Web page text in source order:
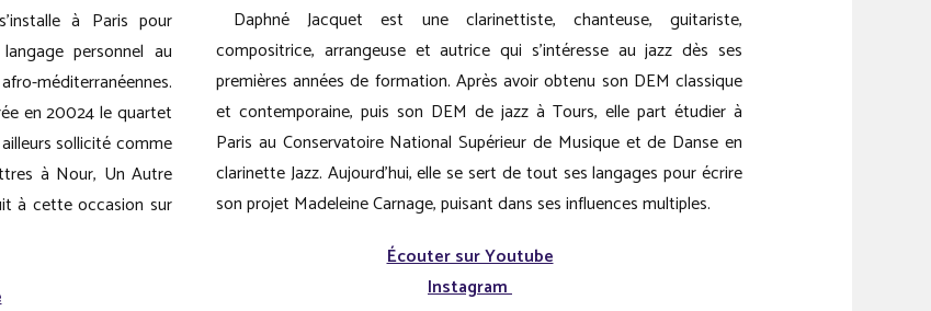
à Paris pour
personnel au
en 20024 le quartet
sollicité comme
à Nour, Un Autre
à cette occasion sur
Daphné Jacquet est une clarinettiste, chanteuse, guitariste,
compositrice, arrangeuse et autrice qui s’intéresse au jazz dès ses
premières années de formation. Après avoir obtenu son DEM classique
et contemporaine, puis son DEM de jazz à Tours, elle part étudier à
Paris au Conservatoire National Supérieur de Musique et de Danse en
clarinette Jazz. Aujourd’hui, elle se sert de tout ses langages pour écrire
son projet Madeleine Carnage, puisant dans ses influences multiples.
Écouter sur Youtube
Instagram